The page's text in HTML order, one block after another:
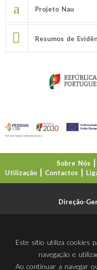
Projeto Nau
Resumos de
Sobre Nós
Utilização
Contactos
Direção-
Este sítio utiliza cookies
navegação e
Ao continuar a navegar